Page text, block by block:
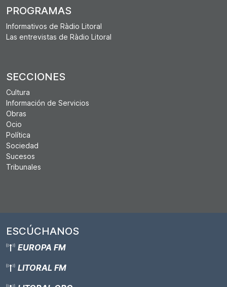
PROGRAMAS
Informativos de Ràdio Litoral
Las entrevistas de Ràdio Litoral
SECCIONES
Cultura
Información de Servicios
Obras
Ocio
Política
Sociedad
Sucesos
Tribunales
ESCÚCHANOS
EUROPA FM
LITORAL FM